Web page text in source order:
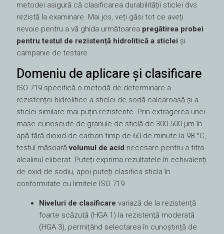
metodei asigură că clasificarea durabilității sticlei dvs.
rezistă la examinare. Mai jos, veți găsi tot ce aveți
nevoie pentru a vă ghida următoarea pregătirea probei
pentru testul de rezistență hidrolitică a sticlei și
campanie de testare.
Domeniu de aplicare și clasificare
ISO 719 specifică o metodă de determinare a
rezistenței hidrolitice a sticlei de sodă calcaroasă și a
sticlei similare mai puțin rezistente. Prin extragerea unei
mase cunoscute de granule de sticlă de 300-500 µm în
apă fără dioxid de carbon timp de 60 de minute la 98 °C,
testul măsoarăvolumul de acid necesare pentru a titra
alcalinul eliberat. Puteți exprima rezultatele în echivalenți
de oxid de sodiu, apoi puteți clasifica sticla în
conformitate cu limitele ISO 719.
Niveluri de clasificare variază de la rezistență
foarte scăzută (HGA 1) la rezistență moderată
(HGA 3), permițând selectarea în cunoștință de